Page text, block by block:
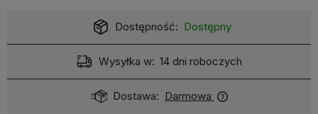
Dostępność: Dostępny
Wysyłka w: 14 dni roboczych
Dostawa: Darmowa